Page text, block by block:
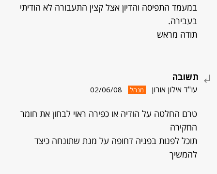
במעמד התפיסה והדיון אצל קצין התעבורה לא הודיתי
בעבירה.
תודה מראש
תשובה
עו"ד אילון אורון מנהל 02/06/08
טרם החלטה על הודיה או כפירה ראוי לבחון את חומר
החקירה
תוכל לפנות בפניה דחופה על מנת שתונחה כיצד
להמשיך